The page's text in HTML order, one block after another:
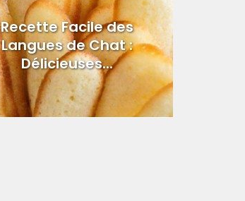
Recette Facile des
Langues de Chat :
Délicieuses...